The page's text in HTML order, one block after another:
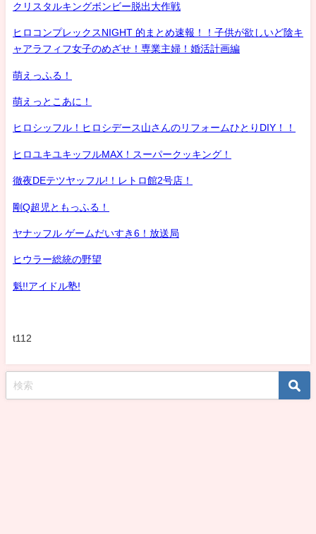
クリスタルキングボンビー脱出大作戦
ヒロコンプレックスNIGHT 的まとめ速報！！子供が欲しいど陰キ
ャアラフィフ女子のめざせ！専業主婦！婚活計画編
萌えっふる！
萌えっとこあに！
ヒロシッフル！ヒロシデース山さんのリフォームひとりDIY！！
ヒロユキユキッフルMAX！スーパークッキング！
徹夜DEテツヤッフル!！レトロ館2号店！
剛Q超児ともっふる！
ヤナッフル ゲームだいすき6！放送局
ヒウラー総統の野望
魁!!アイドル塾!
t112